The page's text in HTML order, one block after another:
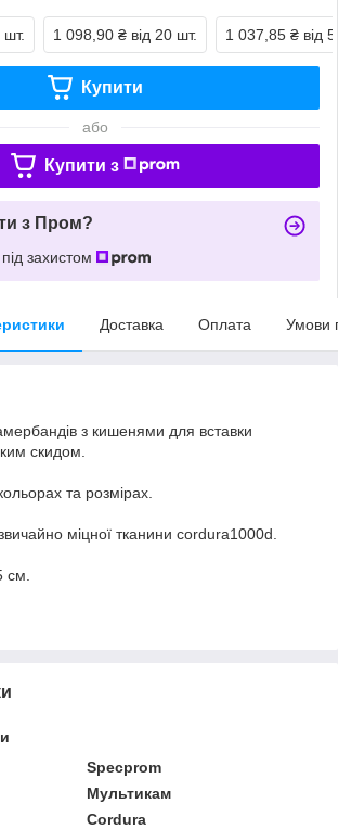
шт. 1 098,90 ₴ від 20 шт. 1 037,85 ₴ від
Купити
або
Купити з
з Пром?
захистом
Доставка Оплата Умови
з кишенями для вставки
скидом.
та розмірах.
міцної тканини cordura1000d.
см.
Specprom
Мультикам
Cordura